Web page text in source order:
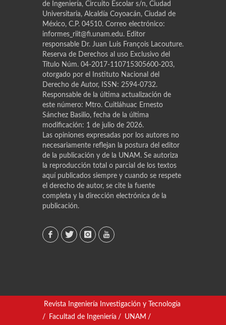
de Ingeniería, Circuito Escolar s/n, Ciudad
Universitaria, Alcaldía Coyoacán, Ciudad de
México, C.P. 04510. Correo electrónico:
informes_riit@fi.unam.edu. Editor
responsable Dr. Juan Luis Franҫois Lacouture.
Reserva de Derechos al uso Exclusivo del
Título Núm. 04-2017-110715305600-203,
otorgado por el Instituto Nacional del
Derecho de Autor, ISSN: 2594-0732.
Responsable de la última actualización de
este número: Mtro. Cuitláhuac Ernesto
Sánchez Basilio, fecha de la última
modificación: 1 de julio de 2026.
Las opiniones expresadas por los autores no
necesariamente reflejan la postura del editor
de la publicación y de la UNAM. Se autoriza
la reproducción total o parcial de los textos
aquí publicados siempre y cuando se respete
el derecho de autor, se cite la fuente
completa y la dirección electrónica de la
publicación.
Revista Ingeniería Investigación y Tecnología
/
Facultad de Ingeniería / UNAM /